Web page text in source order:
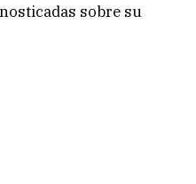
sobre su